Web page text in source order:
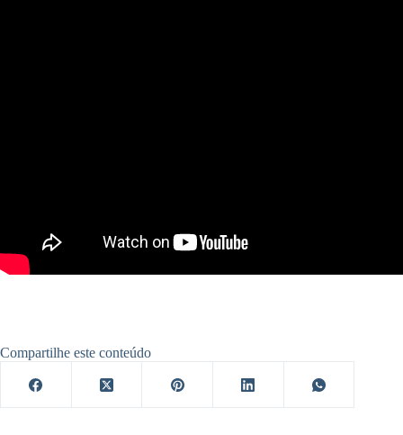
Compartilhe este conteúdo